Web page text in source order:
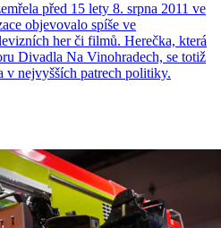
před 15 lety 8. srpna 2011 ve
objevovalo spíše ve
her či filmů. Herečka, která
Divadla Na Vinohradech, se totiž
nejvyšších patrech politiky.